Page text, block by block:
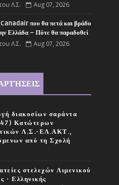
Λ.Σ. Aug 07, 2026
που θα πετά και βράδυ
Ελλάδα – Πότε θα παραδοθεί
Λ.Σ. Aug 07, 2026
διακοσίων σαράντα
Κατώτερων
Λ.Σ.-ΕΛ.ΑΚΤ.,
από τη Σχολή
στελεχών Λιμενικού
- Ελληνικής